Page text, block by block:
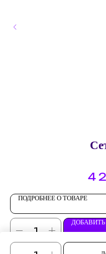
Брускетта
4
ПОДРОБНЕЕ О ТОВАРЕ